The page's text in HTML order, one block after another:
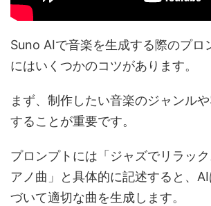
Suno AIで音楽を生成する際のプロ
にはいくつかのコツがあります。
まず、制作したい音楽のジャンル
することが重要です。
プロンプトには「ジャズでリラッ
アノ曲」と具体的に記述すると、
づいて適切な曲を生成します。